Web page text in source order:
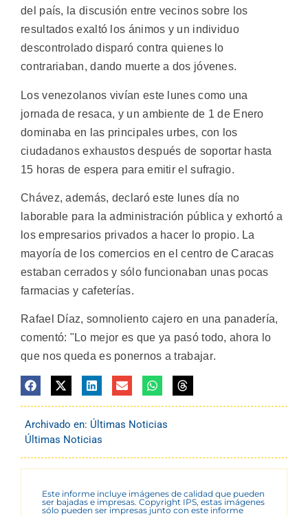
del país, la discusión entre vecinos sobre los
resultados exaltó los ánimos y un individuo
descontrolado disparó contra quienes lo
contrariaban, dando muerte a dos jóvenes.
Los venezolanos vivían este lunes como una
jornada de resaca, y un ambiente de 1 de Enero
dominaba en las principales urbes, con los
ciudadanos exhaustos después de soportar hasta
15 horas de espera para emitir el sufragio.
Chávez, además, declaró este lunes día no
laborable para la administración pública y exhortó a
los empresarios privados a hacer lo propio. La
mayoría de los comercios en el centro de Caracas
estaban cerrados y sólo funcionaban unas pocas
farmacias y cafeterías.
Rafael Díaz, somnoliento cajero en una panadería,
comentó: "Lo mejor es que ya pasó todo, ahora lo
que nos queda es ponernos a trabajar.
Archivado en: Últimas Noticias
Últimas Noticias
Este informe incluye imágenes de calidad que pueden
ser bajadas e impresas. Copyright IPS, estas imágenes
sólo pueden ser impresas junto con este informe